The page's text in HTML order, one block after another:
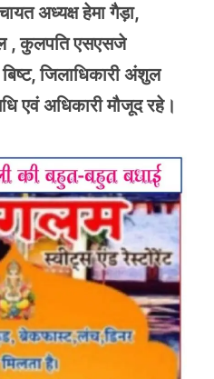
अध्यक्ष हेमा गैड़ा,
, कुलपति एसएसजे
जिलाधिकारी अंशुल
एवं अधिकारी मौजूद रहे।